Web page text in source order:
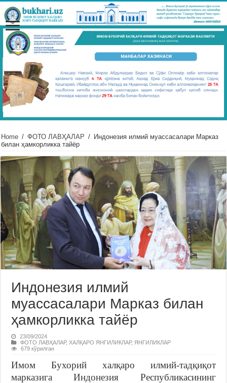
Home / ФОТО ЛАВҲАЛАР / Индонезия илмий муассасалари Марказ
билан ҳамкорликка тайёр
Индонезия илмий
муассасалари Марказ билан
ҳамкорликка тайёр
23/09/2024
ФОТО ЛАВҲАЛАР,ХАЛҚАРО ЯНГИЛИКЛАР, ЯНГИЛИКЛАР
679 кўрилган
Имом Бухорий халқаро илмий-тадқиқот
марказига Индонезия Республикасининг